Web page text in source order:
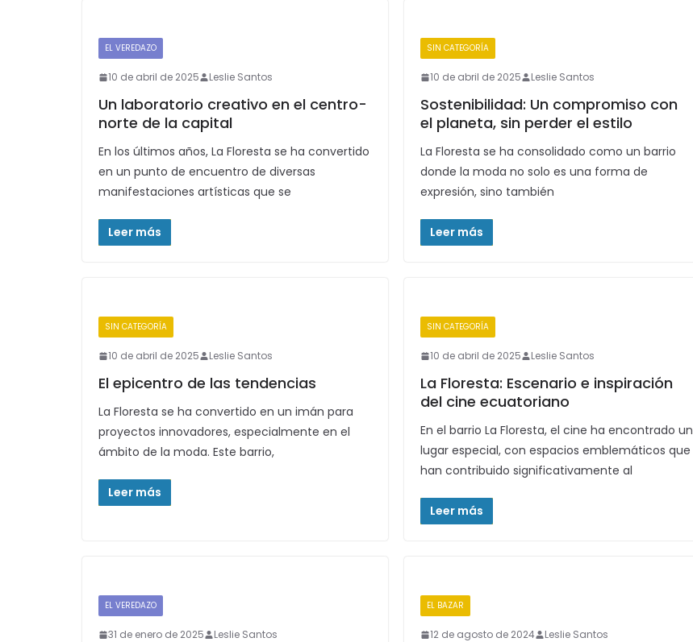
EL VEREDAZO
10 de abril de 2025 Leslie Santos
Un laboratorio creativo en el centro-
norte de la capital
En los últimos años, La Floresta se ha convertido
en un punto de encuentro de diversas
manifestaciones artísticas que se
Leer más
SIN CATEGORÍA
10 de abril de 2025 Leslie Santos
Sostenibilidad: Un compromiso con
el planeta, sin perder el estilo
La Floresta se ha consolidado como un barrio
donde la moda no solo es una forma de
expresión, sino también
Leer más
SIN CATEGORÍA
10 de abril de 2025 Leslie Santos
El epicentro de las tendencias
La Floresta se ha convertido en un imán para
proyectos innovadores, especialmente en el
ámbito de la moda. Este barrio,
Leer más
SIN CATEGORÍA
10 de abril de 2025 Leslie Santos
La Floresta: Escenario e inspiración
del cine ecuatoriano
En el barrio La Floresta, el cine ha encontrado un
lugar especial, con espacios emblemáticos que
han contribuido significativamente al
Leer más
EL VEREDAZO
31 de enero de 2025 Leslie Santos
EL BAZAR
12 de agosto de 2024 Leslie Santos